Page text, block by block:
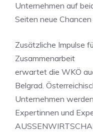
Unternehmen auf
Seiten neue
Zusätzliche Impulse
Zusammenarbeit
erwartet die WKÖ
Belgrad.
Unternehmen
Expertinnen und